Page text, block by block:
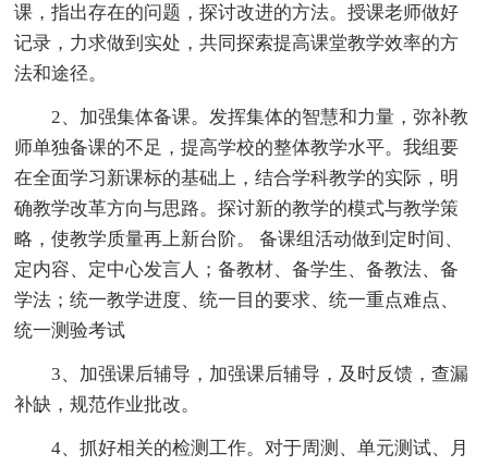
课，指出存在的问题，探讨改进的方法。授课老师做好
记录，力求做到实处，共同探索提高课堂教学效率的方
法和途径。
2、加强集体备课。发挥集体的智慧和力量，弥补教
师单独备课的不足，提高学校的整体教学水平。我组要
在全面学习新课标的基础上，结合学科教学的实际，明
确教学改革方向与思路。探讨新的教学的模式与教学策
略，使教学质量再上新台阶。 备课组活动做到定时间、
定内容、定中心发言人；备教材、备学生、备教法、备
学法；统一教学进度、统一目的要求、统一重点难点、
统一测验考试
3、加强课后辅导，加强课后辅导，及时反馈，查漏
补缺，规范作业批改。
4、抓好相关的检测工作。对于周测、单元测试、月